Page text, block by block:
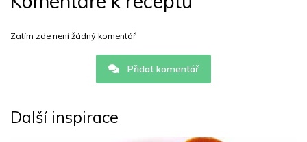
Zatím zde není žádný komentář
Přidat komentář
Další inspirace